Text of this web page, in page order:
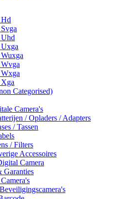
Categorised)
Camera's
/ Opladers / Adapters
/ Tassen
/ Filters
Accessoires
Camera
Garanties